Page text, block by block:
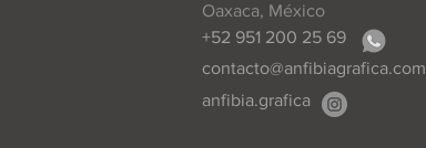
Oaxaca, México
anfibia.grafica
contacto@anfibiagrafica.com
+52 951 200 25 69